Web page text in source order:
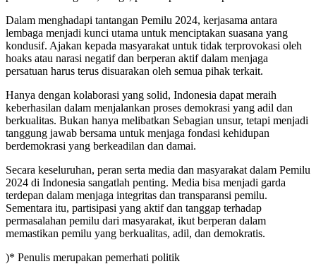
Dalam menghadapi tantangan Pemilu 2024, kerjasama antara
lembaga menjadi kunci utama untuk menciptakan suasana yang
kondusif. Ajakan kepada masyarakat untuk tidak terprovokasi oleh
hoaks atau narasi negatif dan berperan aktif dalam menjaga
persatuan harus terus disuarakan oleh semua pihak terkait.
Hanya dengan kolaborasi yang solid, Indonesia dapat meraih
keberhasilan dalam menjalankan proses demokrasi yang adil dan
berkualitas. Bukan hanya melibatkan Sebagian unsur, tetapi menjadi
tanggung jawab bersama untuk menjaga fondasi kehidupan
berdemokrasi yang berkeadilan dan damai.
Secara keseluruhan, peran serta media dan masyarakat dalam Pemilu
2024 di Indonesia sangatlah penting. Media bisa menjadi garda
terdepan dalam menjaga integritas dan transparansi pemilu.
Sementara itu, partisipasi yang aktif dan tanggap terhadap
permasalahan pemilu dari masyarakat, ikut berperan dalam
memastikan pemilu yang berkualitas, adil, dan demokratis.
)* Penulis merupakan pemerhati politik